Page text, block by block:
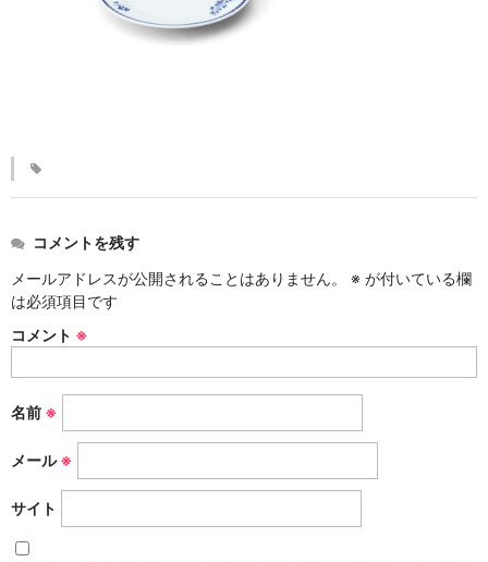
錦花唐草シリーズ
銀彩シリーズ
デルフト伊万里シリーズ
DELFT IMARI
FUGA
いちごシリーズ
STRAWBERRY
錆ネズシリーズ
コメントを残す
メールアドレスが公開されることはありません。
※ が付いている欄
は必須項目です
コメント ※
名前 ※
メール※
サイト